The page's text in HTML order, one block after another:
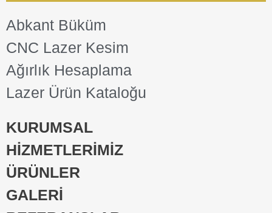
Abkant Büküm
CNC Lazer Kesim
Ağırlık Hesaplama
Lazer Ürün Kataloğu
KURUMSAL
HİZMETLERİMİZ
ÜRÜNLER
GALERİ